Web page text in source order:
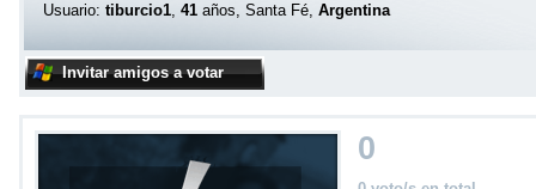
Usuario: tiburcio1, 41 años, Santa Fé, Argentina
Invitar amigos a votar
0